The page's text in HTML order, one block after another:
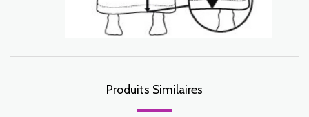
Produits Similaires